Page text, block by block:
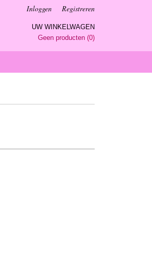
Inloggen Registreren
UW WINKELWAGEN
Geen producten (0)